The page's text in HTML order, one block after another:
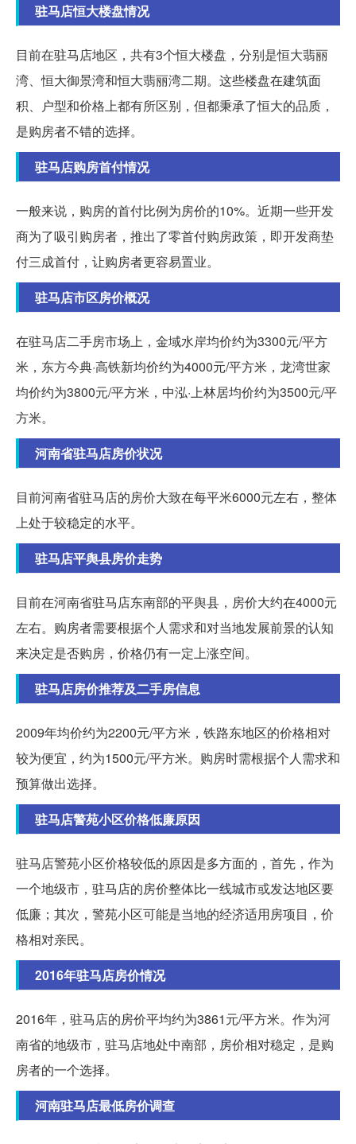
驻马店恒大楼盘情况
目前在驻马店地区，共有3个恒大楼盘，分别是恒大翡丽
湾、恒大御景湾和恒大翡丽湾二期。这些楼盘在建筑面
积、户型和价格上都有所区别，但都秉承了恒大的品质，
是购房者不错的选择。
驻马店购房首付情况
一般来说，购房的首付比例为房价的10%。近期一些开发
商为了吸引购房者，推出了零首付购房政策，即开发商垫
付三成首付，让购房者更容易置业。
驻马店市区房价概况
在驻马店二手房市场上，金域水岸均价约为3300元/平方
米，东方今典·高铁新均价约为4000元/平方米，龙湾世家
均价约为3800元/平方米，中泓·上林居均价约为3500元/平
方米。
河南省驻马店房价状况
目前河南省驻马店的房价大致在每平米6000元左右，整体
上处于较稳定的水平。
驻马店平舆县房价走势
目前在河南省驻马店东南部的平舆县，房价大约在4000元
左右。购房者需要根据个人需求和对当地发展前景的认知
来决定是否购房，价格仍有一定上涨空间。
驻马店房价推荐及二手房信息
2009年均价约为2200元/平方米，铁路东地区的价格相对
较为便宜，约为1500元/平方米。购房时需根据个人需求和
预算做出选择。
驻马店警苑小区价格低廉原因
驻马店警苑小区价格较低的原因是多方面的，首先，作为
一个地级市，驻马店的房价整体比一线城市或发达地区要
低廉；其次，警苑小区可能是当地的经济适用房项目，价
格相对亲民。
2016年驻马店房价情况
2016年，驻马店的房价平均约为3861元/平方米。作为河
南省的地级市，驻马店地处中南部，房价相对稳定，是购
房者的一个选择。
河南驻马店最低房价调查